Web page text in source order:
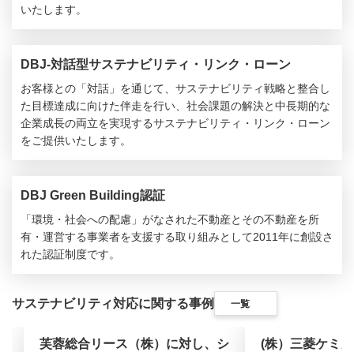
いたします。
DBJ-対話型サステナビリティ・リンク・ローン
お客様との「対話」を通じて、サステナビリティ戦略と整合し
た目標達成に向けた伴走を行い、社会課題の解決と中長期的な
企業成長の両立を実現するサステナビリティ・リンク・ローン
をご提供いたします。
DBJ Green Building認証
「環境・社会への配慮」がなされた不動産とその不動産を所
有・運営する事業者を支援する取り組みとして2011年に創設さ
れた認証制度です。
サステナビリティ対応に関する事例 一覧
芙蓉総合リース（株）に対し、シ
(株）三菱ケミ